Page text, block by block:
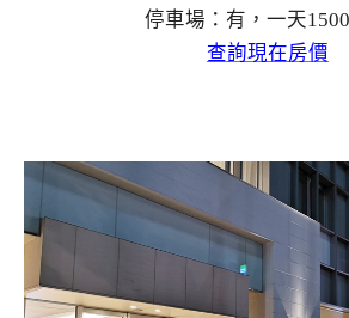
停車場：有，一天
查詢現在房價